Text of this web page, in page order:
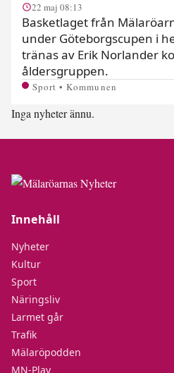
22 maj 08:13
Basketlaget från
under Göteborgscupen i
tränas av Erik Norlander
åldersgruppen.
Sport • Kommunen
Inga nyheter ännu.
Innehåll
Nyheter
Kultur
Sport
Näringsliv
Larmet går
Trafik
Mälaröpodden
MN-Play